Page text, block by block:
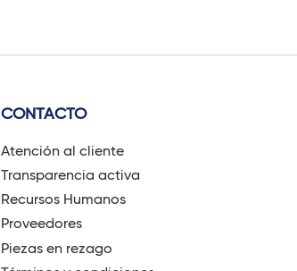
CONTACTO
Atención al cliente
Transparencia activa
Recursos Humanos
Proveedores
Piezas en rezago